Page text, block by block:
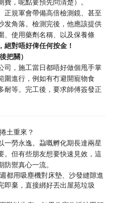
正規軍會帶備高倍檢測鏡、甚至
发角落。檢測完後，他應該提供
、使用藥劑名稱、以及保養條
絕對唔好俾任何按金！
把關）
司，施工當日都唔好做個甩手掌
圍進行，例如有冇避開寵物食
耐等。完工後，要求師傅簽發正
土重來？
一勞永逸。蝨嘅孵化期長達兩星
。但有些朋友想要快速見效，這
禦真心一流。
都用吸塵機對床墊、沙發縫隙進
即棄，直接綁好丟出屋苑垃圾